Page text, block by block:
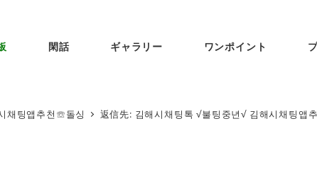
閑話 ギャラリー ワンポイント
채팅앱추천☏돌싱 返信先: 김해시채팅톡 √불팅중년√ 김해시채팅앱